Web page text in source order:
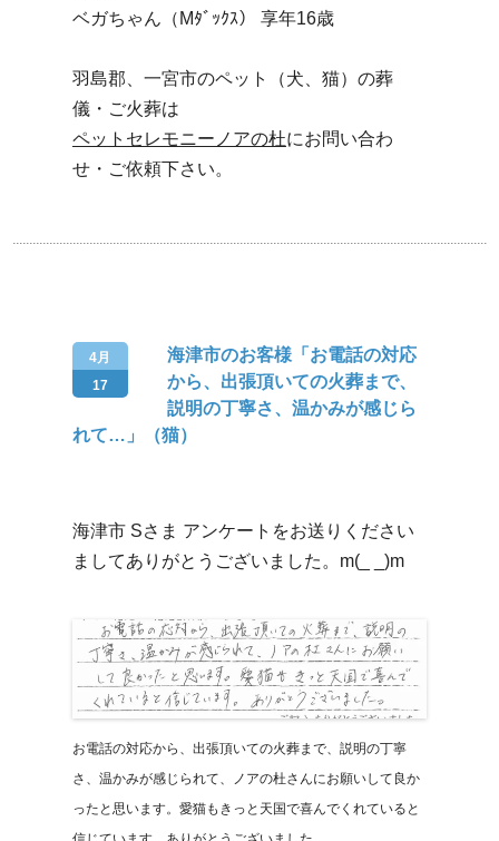
ベガちゃん（Mﾀﾞｯｸｽ） 享年16歳
羽島郡、一宮市のペット（犬、猫）の葬
儀・ご火葬は
ペットセレモニーノアの杜にお問い合わ
せ・ご依頼下さい。
4月
17
海津市のお客様「お電話の対応
から、出張頂いての火葬まで、
説明の丁寧さ、温かみが感じら
れて…」（猫）
海津市 Sさま アンケートをお送りください
ましてありがとうございました。m(_ _)m
お電話の対応から、出張頂いての火葬まで、説明の丁寧
さ、温かみが感じられて、ノアの杜さんにお願いして良か
ったと思います。愛猫もきっと天国で喜んでくれていると